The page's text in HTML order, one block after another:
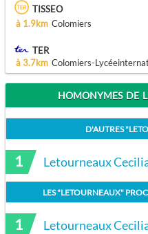
TISSEO
à 1.9km Colomiers
TER
à 3.7km Colomiers-
HOMONYMES DE
D'AUTRES "
1 Letourneaux
LES "LETOURNEAUX"
1 Letourneaux